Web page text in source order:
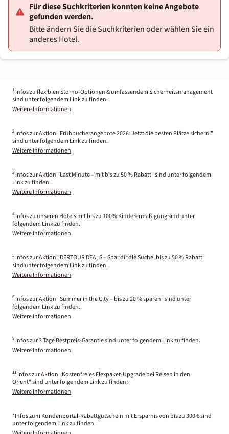
Für diese Suchkriterien konnten keine Angebote
gefunden werden.
Bitte ändern Sie die Suchkriterien oder wählen Sie ein
anderes Hotel.
1 Infos zu flexiblen Storno-Optionen & umfassendem Sicherheitsmanagement
sind unter folgendem Link zu finden.
Weitere Informationen
2 Infos zur Aktion "Frühbucherangebote 2026: Jetzt die besten Plätze sichern!"
sind unter folgendem Link zu finden.
Weitere Informationen
3 Infos zur Aktion "Last Minute – mit bis zu 50 % Rabatt" sind unter folgendem
Link zu finden.
Weitere Informationen
4 Infos zu unseren Hotels mit bis zu 100% Kinderermäßigung sind unter
folgendem Link zu finden.
Weitere Informationen
5 Infos zur Aktion "DERTOUR DEALS – Spar dir die Suche, bis zu 50 % Rabatt"
sind unter folgendem Link zu finden.
Weitere Informationen
6 Infos zur Aktion "Summer in the City – bis zu 20 % sparen" sind unter
folgendem Link zu finden.
Weitere Informationen
9 Infos zur 3 Tage Bestpreis-Garantie sind unter folgendem Link zu finden.
Weitere Informationen
11 Infos zur Aktion „Kostenfreies Flexpaket-Upgrade bei Reisen in den
Orient“ sind unter folgendem Link zu finden:
Weitere Informationen
*Infos zum Kundenportal-Rabattgutschein mit Ersparnis von bis zu 300 € sind
unter folgendem Link zu finden: